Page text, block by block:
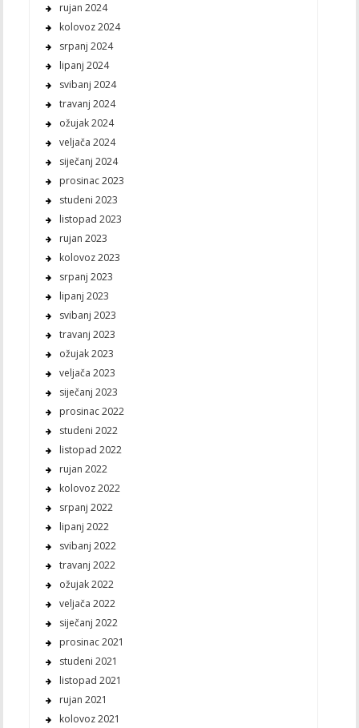
rujan 2024
kolovoz 2024
srpanj 2024
lipanj 2024
svibanj 2024
travanj 2024
ožujak 2024
veljača 2024
siječanj 2024
prosinac 2023
studeni 2023
listopad 2023
rujan 2023
kolovoz 2023
srpanj 2023
lipanj 2023
svibanj 2023
travanj 2023
ožujak 2023
veljača 2023
siječanj 2023
prosinac 2022
studeni 2022
listopad 2022
rujan 2022
kolovoz 2022
srpanj 2022
lipanj 2022
svibanj 2022
travanj 2022
ožujak 2022
veljača 2022
siječanj 2022
prosinac 2021
studeni 2021
listopad 2021
rujan 2021
kolovoz 2021